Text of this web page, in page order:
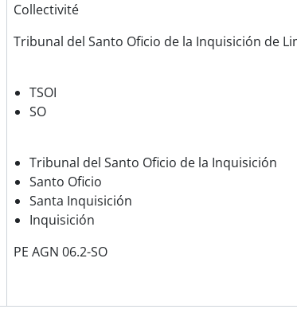
Collectivité
Tribunal del Santo Oficio de la Inquisición de
TSOI
SO
Tribunal del Santo Oficio de la Inquisición
Santo Oficio
Santa Inquisición
Inquisición
PE AGN 06.2-SO